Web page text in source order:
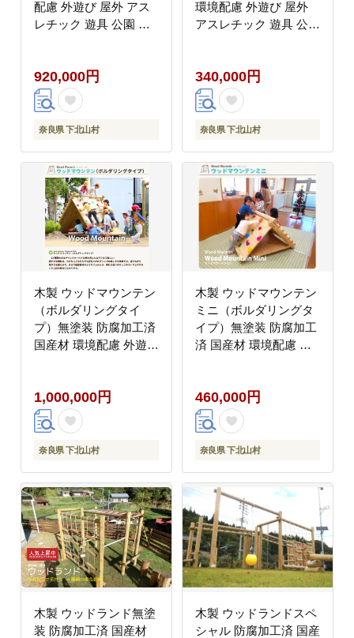
配慮 外遊び 屋外 アス
レチック 遊具 公園 奈
920,000円
奈良県 下北山村
環境配慮 外遊び 屋外
アスレチック 遊具 公園
340,000円
奈良県 下北山村
木製 ウッドマウンテン
（ボルダリングタイ
プ）無塗装 防腐加工済
国産材 環境配慮 外遊び
1,000,000円
奈良県 下北山村
木製 ウッドマウンテン
ミニ（ボルダリングタ
イプ）無塗装 防腐加工
済 国産材 環境配慮 外
山村
460,000円
奈良県 下北山村
木製 ウッドランド無塗
装 防腐加工済 国産材
木製 ウッドランドスペ
シャル 防腐加工済 国産